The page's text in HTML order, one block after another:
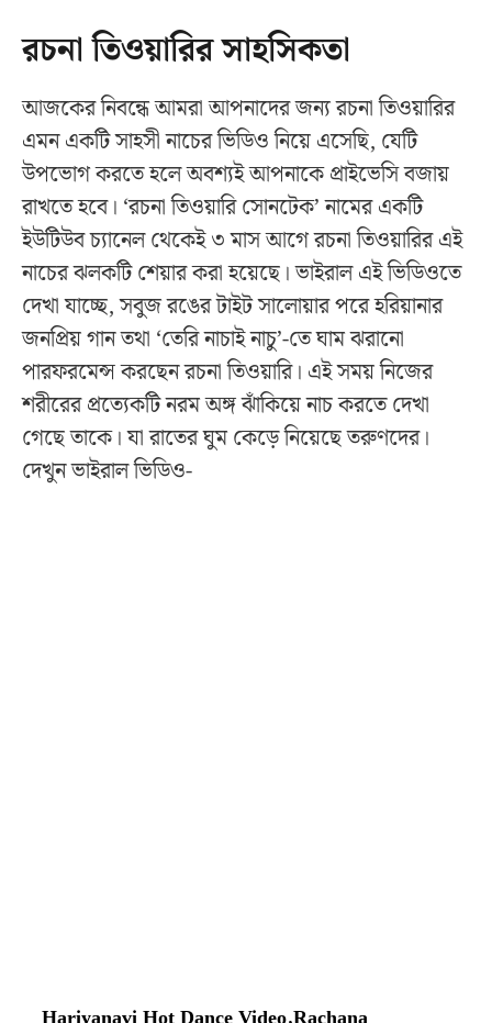
রচনা তিওয়ারির সাহসিকতা
আজকের নিবন্ধে আমরা আপনাদের জন্য রচনা তিওয়ারির
এমন একটি সাহসী নাচের ভিডিও নিয়ে এসেছি, যেটি
উপভোগ করতে হলে অবশ্যই আপনাকে প্রাইভেসি বজায়
রাখতে হবে। ‘রচনা তিওয়ারি সোনটেক’ নামের একটি
ইউটিউব চ্যানেল থেকেই ৩ মাস আগে রচনা তিওয়ারির এই
নাচের ঝলকটি শেয়ার করা হয়েছে। ভাইরাল এই ভিডিওতে
দেখা যাচ্ছে, সবুজ রঙের টাইট সালোয়ার পরে হরিয়ানার
জনপ্রিয় গান তথা ‘তেরি নাচাই নাচু’-তে ঘাম ঝরানো
পারফরমেন্স করছেন রচনা তিওয়ারি। এই সময় নিজের
শরীরের প্রত্যেকটি নরম অঙ্গ ঝাঁকিয়ে নাচ করতে দেখা
গেছে তাকে। যা রাতের ঘুম কেড়ে নিয়েছে তরুণদের।
দেখুন ভাইরাল ভিডিও-